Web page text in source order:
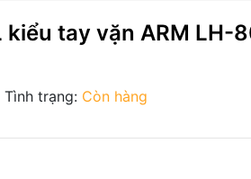
kiểu tay vặn ARM LH-
Tình trạng: Còn hàng